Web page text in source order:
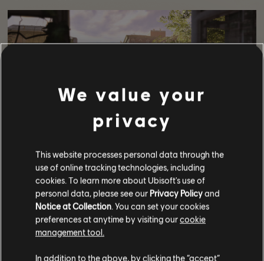
오늘 현상수배 및 프로젝트 살펴보기에 함께 해주셔서
감사합니다! 오늘 살펴본 내용은 The Division®2에서
경험할 수 있는 현상수배와 프로젝트의 맛보기에
불과하다는 사실을 잊지 마십시오. 이번 글에 대해
논의하고 싶으시면공식 포럼 이나Reddit 커뮤니티에
참여하십시오. 여러분의 의견을 항상 기다리고 있습니다.
/Division 개발팀
We value your
privacy
This website processes personal data through the
use of online tracking technologies, including
cookies. To learn more about Ubisoft's use of
personal data, please see our Privacy Policyand
Notice at Collection. You can set your cookies
preferences at anytime by visiting ourcookie
management tool.
In addition to the above, by clicking the “accept”